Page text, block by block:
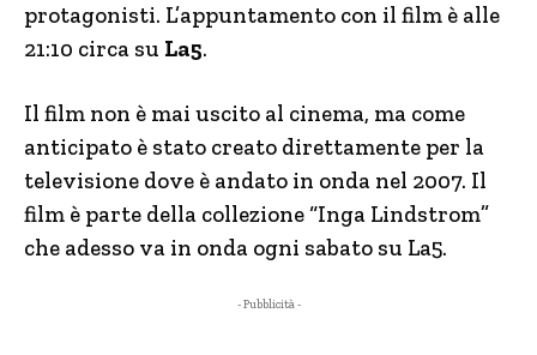
protagonisti. L’appuntamento con il film è alle
21:10 circa su La5.
Il film non è mai uscito al cinema, ma come
anticipato è stato creato direttamente per la
televisione dove è andato in onda nel 2007. Il
film è parte della collezione “Inga Lindstrom”
che adesso va in onda ogni sabato su La5.
- Pubblicità -